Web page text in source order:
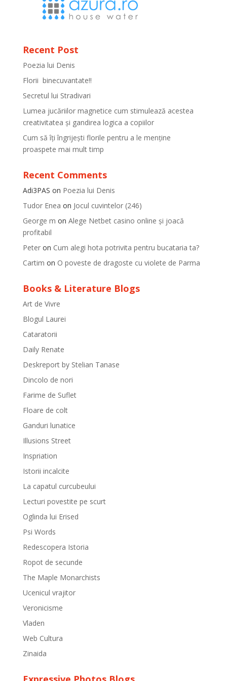
Recent Post
Poezia lui Denis
Florii binecuvantate!!
Secretul lui Stradivari
Lumea jucăriilor magnetice cum stimulează acestea
creativitatea și gandirea logica a copiilor
Cum să îți îngrijești florile pentru a le menține
proaspete mai mult timp
Recent Comments
Adi3PAS on Poezia lui Denis
Tudor Enea on Jocul cuvintelor (246)
George m on Alege Netbet casino online și joacă
profitabil
Peteron Cum alegi hota potrivita pentru bucataria ta?
Cartim on O poveste de dragoste cu violete de Parma
Books & Literature Blogs
Art de Vivre
Blogul Laurei
Cataratorii
Daily Renate
Deskreport by Stelian Tanase
Dincolo de nori
Farime de Suflet
Floare de colt
Ganduri lunatice
Illusions Street
Inspriation
Istorii incalcite
La capatul curcubeului
Lecturi povestite pe scurt
Oglinda lui Erised
Psi Words
Redescopera Istoria
Ropot de secunde
The Maple Monarchists
Ucenicul vrajitor
Veronicisme
Vladen
Web Cultura
Zinaida